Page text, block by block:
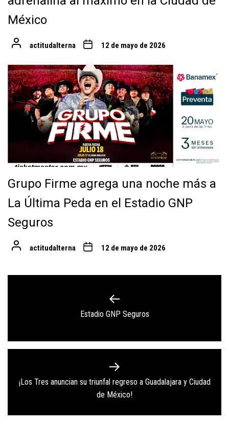
México
actitudalterna 12 de mayo de 2026
Grupo Firme agrega una noche más a
La Última Peda en el Estadio GNP
Seguros
actitudalterna 12 de mayo de 2026
Previous
Estadio GNP Seguros
Next
post:
¡Los Tres anuncian su triunfal regreso a Guadalajara y Ciudad
de México!